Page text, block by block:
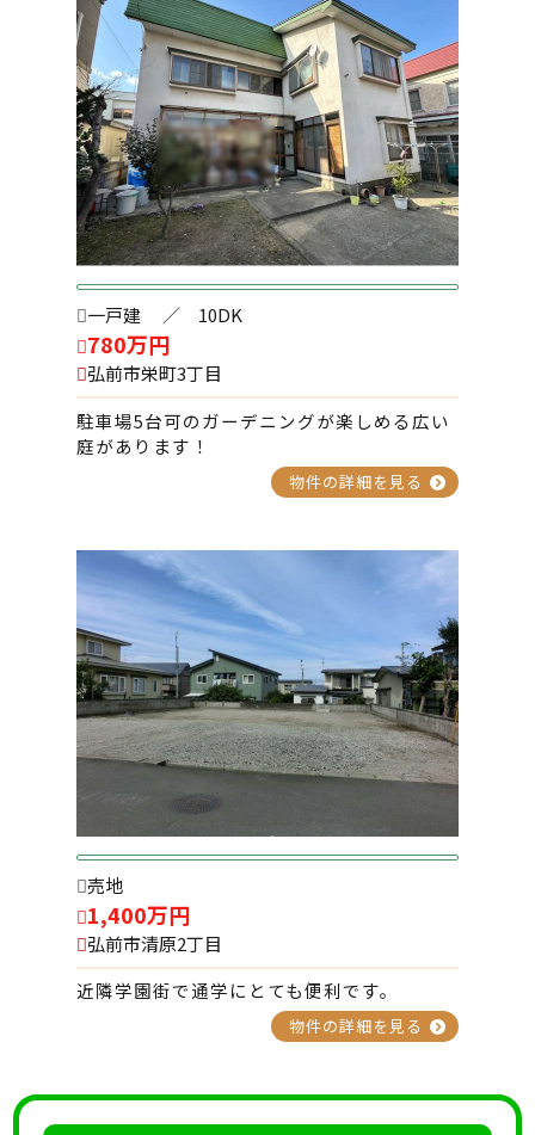
2026-01-19
宮川パーキング №1
2026-01-19
在府町パーキング №6
2026-01-19
在府町パーキング №５
2026-01-09
フリーダムスペースA棟 102号室
2026-01-09
フリーダムスペースA棟 105号室
2026-01-09
コートハウス ２号
2025-12-03
コートハウス 3号
2025-12-03
メゾン・チェロキー 201号室
一戸建 ／ 10DK
780万円
弘前市栄町3丁目
駐車場5台可のガーデニングが楽しめる広い
庭があります！
物件の詳細を見る
売地
1,400万円
弘前市清原2丁目
近隣学園街で通学にとても便利です。
物件の詳細を見る